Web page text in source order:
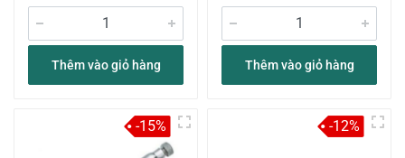
Thêm vào giỏ hàng Thêm vào giỏ hàng
-15% -12%